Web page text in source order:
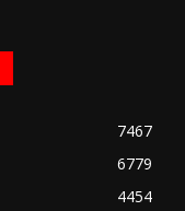
7467
6779
4454